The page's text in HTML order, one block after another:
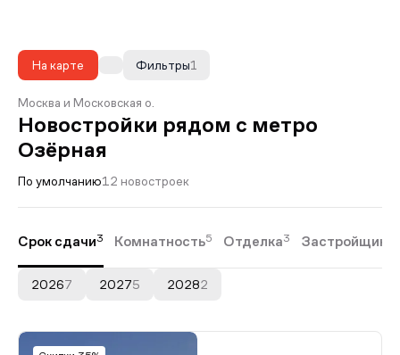
На карте 1
Фильтры
Москва и Московская о.
Новостройки рядом с метро
Озёрная
По умолчанию12 новостроек
Срок сдачи3 Комнатность5 Отделка3 Застройщики
20267 20275 20282